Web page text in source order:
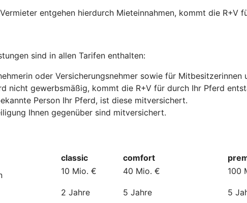
entgehen hierdurch Mieteinnahmen, kommt die R+V
sind in allen Tarifen enthalten:
oder Versicherungsnehmer sowie für Mitbesitzerinnen
nicht gewerbsmäßig, kommt die R+V für durch Ihr Pferd
Person Ihr Pferd, ist diese mitversichert.
Ihnen gegenüber sind mitversichert.
classic comfort
10 Mio. € 40 Mio. € 100
2 Jahre 5 Jahre 5